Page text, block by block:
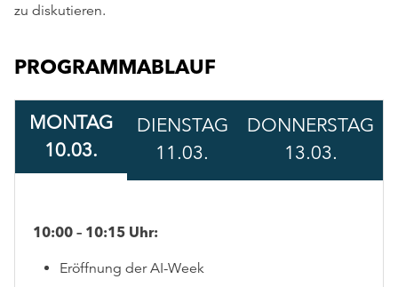
zu diskutieren.
PROGRAMMABLAUF
MONTAG
10.03.
DIENSTAG
11.03.
DONNERSTAG
13.03.
10:00 – 10:15 Uhr:
Eröffnung der AI-Week